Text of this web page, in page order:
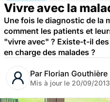
Vivre avec la
Une fois le diagnostic de la
comment les patients et
"vivre avec" ? Existe-t-il
en charge des malades ?
Par Florian Gouthière
Mis à jour le 20/09/2013